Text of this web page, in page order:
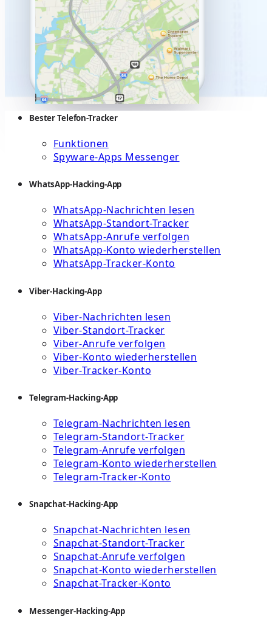
Bester Telefon-Tracker
Funktionen
Spyware-Apps Messenger
WhatsApp-Hacking-App
WhatsApp-Nachrichten lesen
WhatsApp-Standort-Tracker
WhatsApp-Anrufe verfolgen
WhatsApp-Konto wiederherstellen
WhatsApp-Tracker-Konto
Viber-Hacking-App
Viber-Nachrichten lesen
Viber-Standort-Tracker
Viber-Anrufe verfolgen
Viber-Konto wiederherstellen
Viber-Tracker-Konto
Telegram-Hacking-App
Telegram-Nachrichten lesen
Telegram-Standort-Tracker
Telegram-Anrufe verfolgen
Telegram-Konto wiederherstellen
Telegram-Tracker-Konto
Snapchat-Hacking-App
Snapchat-Nachrichten lesen
Snapchat-Standort-Tracker
Snapchat-Anrufe verfolgen
Snapchat-Konto wiederherstellen
Snapchat-Tracker-Konto
Messenger-Hacking-App